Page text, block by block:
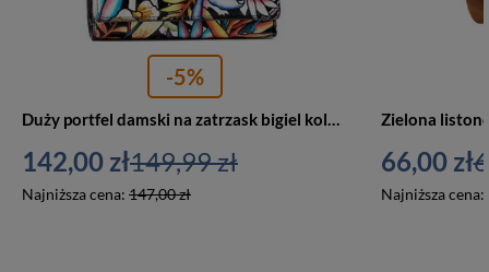
-5%
Duży portfel damski na zatrzask bigiel kolorowy - Rovicky R-N55020-ART
142,00 zł
Najniższa cena: 147,00 zł
149,99 zł 66,00 zł
Najniższa cena: